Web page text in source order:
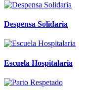
Despensa Solidaria
Escuela Hospitalaria